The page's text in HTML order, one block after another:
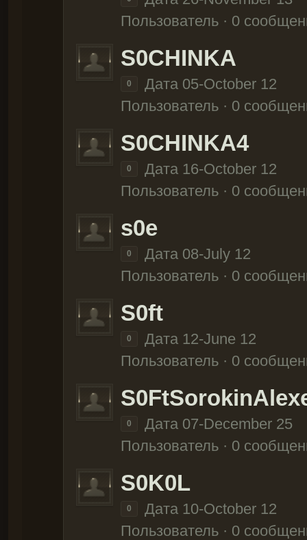
Пользователь · 0
S0CHINKA
0
Дата 05-October 12
Пользователь · 0
S0CHINKA4
0
Дата 16-October 12
Пользователь · 0
s0e
0
Дата 08-July 12
Пользователь · 0
S0ft
0
Дата 12-June 12
Пользователь · 0
0
Дата 07-December 25
Пользователь · 0
S0K0L
0
Дата 10-October 12
Пользователь · 0